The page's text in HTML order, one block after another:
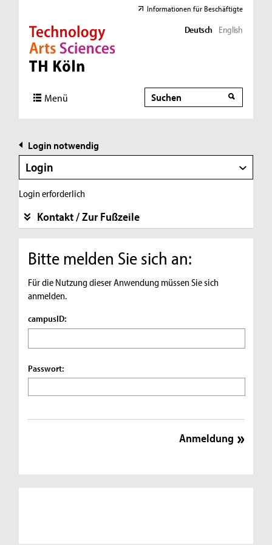
Direkt zur Hauptnavigation
Direkt zur Subnavigation
Direkt zum Inhalt
Direkt zum Fußbereich
Informationen für Beschäftigte
Deutsch English
Menü Suche
Suche
Login notwendig
Login
Login erforderlich
Kontakt / Zur Fußzeile
Bitte melden Sie sich an:
Für die Nutzung dieser Anwendung müssen Sie sich
anmelden.
campusID:
Passwort: